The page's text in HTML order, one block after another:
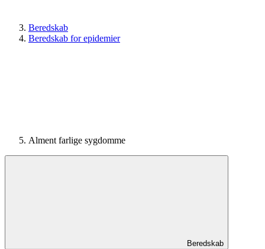
Beredskab
Beredskab for epidemier
Alment farlige sygdomme
Beredskab